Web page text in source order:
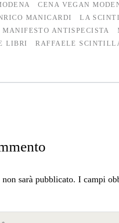
CENA VEGAN
MANICARDI LA
MANIFESTO ANTISPECISTA
LIBRI
RAFFAELE
sarà pubblicato. I campi